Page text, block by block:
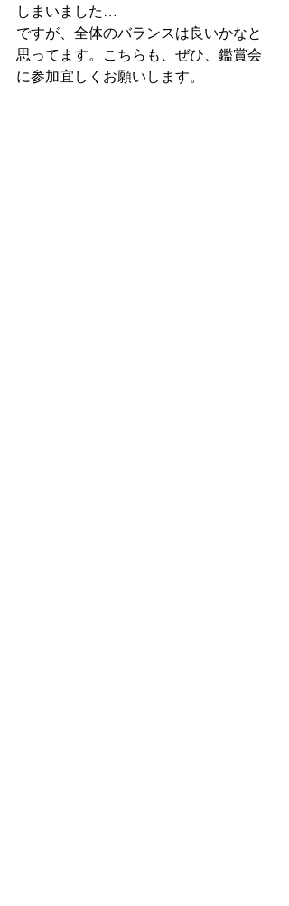
しまいました…
ですが、全体のバランスは良いかなと
思ってます。こちらも、ぜひ、鑑賞会
に参加宜しくお願いします。